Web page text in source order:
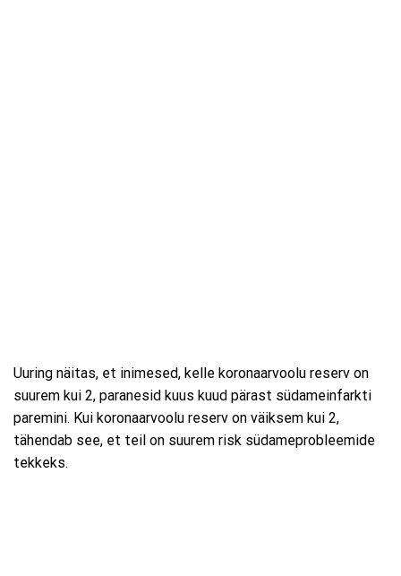
Uuring näitas, et inimesed, kelle koronaarvoolu reserv on
suurem kui 2, paranesid kuus kuud pärast südameinfarkti
paremini. Kui koronaarvoolu reserv on väiksem kui 2,
tähendab see, et teil on suurem risk südameprobleemide
tekkeks.